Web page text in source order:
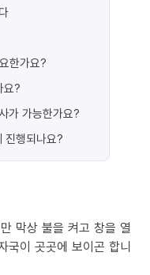
한가요?
요?
가 가능한가요?
진행되나요?
막상 불을 켜고 창을 열
국이 곳곳에 보이곤 합니